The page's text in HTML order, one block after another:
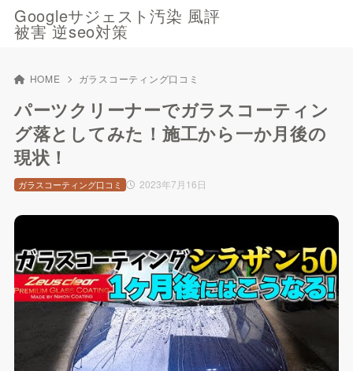
Googleサジェスト汚染 風評
被害 逆seo対策
HOME ガラスコーティング口コミ
パーツクリーナーでガラスコーティン
グ落としてみた！施工から一か月後の
現状！
2023年7月16日
ガラスコーティング口コミ